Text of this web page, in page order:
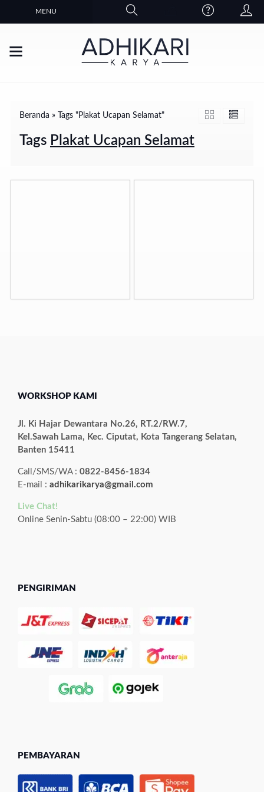
MENU
Beranda » Tags "Plakat Ucapan Selamat"
Tags Plakat Ucapan Selamat
WORKSHOP KAMI
Jl. Ki Hajar Dewantara No.26, RT.2/RW.7,
Kel.Sawah Lama, Kec. Ciputat, Kota Tangerang Selatan,
Banten 15411
Call/SMS/WA : 0822-8456-1834
E-mail : adhikarikarya@gmail.com
Live Chat!
Online Senin-Sabtu (08:00 – 22:00) WIB
PENGIRIMAN
PEMBAYARAN